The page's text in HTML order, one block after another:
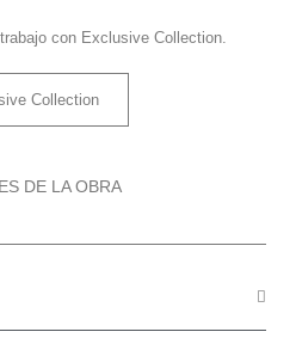
con Exclusive Collection.
Collection
DE LA OBRA